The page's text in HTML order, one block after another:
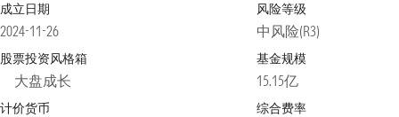
成立日期
2024-11-26
风险等级
中风险(R3)
股票投资风格箱
大盘成长
基金规模
15.15亿
计价货币 综合费率